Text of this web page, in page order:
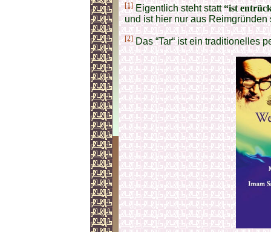
[1]Eigentlich steht statt“ist
und ist hier nur aus Reimgründen
[2]Das “Tar“ ist ein traditionelles